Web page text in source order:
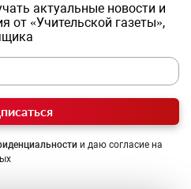
актуальные новости и
от «Учительской газеты»,
и даю согласие на